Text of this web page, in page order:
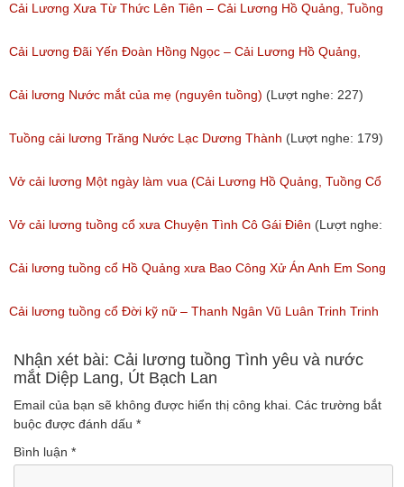
(Lượt nghe: 11,533)
Cổ
(Lượt nghe: 258)
Cải Lương Xưa Từ Thức Lên Tiên – Cải Lương Hồ Quảng, Tuồng
Cổ
(Lượt nghe: 505)
Cải Lương Đãi Yến Đoàn Hồng Ngọc – Cải Lương Hồ Quảng,
Tuồng Cổ
(Lượt nghe: 243)
Cải lương Nước mắt của mẹ (nguyên tuồng) (Lượt nghe: 227)
Tuồng cải lương Trăng Nước Lạc Dương Thành (Lượt nghe: 179)
Vở cải lương Một ngày làm vua (Cải Lương Hồ Quảng, Tuồng Cổ
Xưa)
(Lượt nghe: 216)
Vở cải lương tuồng cổ xưa Chuyện Tình Cô Gái Điên (Lượt nghe:
146)
Cải lương tuồng cổ Hồ Quảng xưa Bao Công Xử Án Anh Em Song
Sinh
(Lượt nghe: 228)
Cải lương tuồng cổ Đời kỹ nữ – Thanh Ngân Vũ Luân Trinh Trinh
Cải Lương Hồ Quảng
(Lượt nghe: 157)
Nhận xét bài: Cải lương tuồng Tình yêu và nước
mắt Diệp Lang, Út Bạch Lan
Email của bạn sẽ không được hiển thị công khai. Các trường bắt
buộc được đánh dấu *
Bình luận *